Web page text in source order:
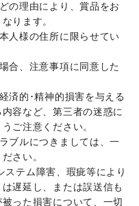
の理由により、賞品をお
ります。
人様の住所に限らせてい
合、注意事項に同意した
済的･精神的損害を与える
容など、第三者の迷惑に
ご注意ください。
ブルにつきましては、一
さい。
テム障害、瑕疵等により
遅延し、または誤送信も
った損害について、一切